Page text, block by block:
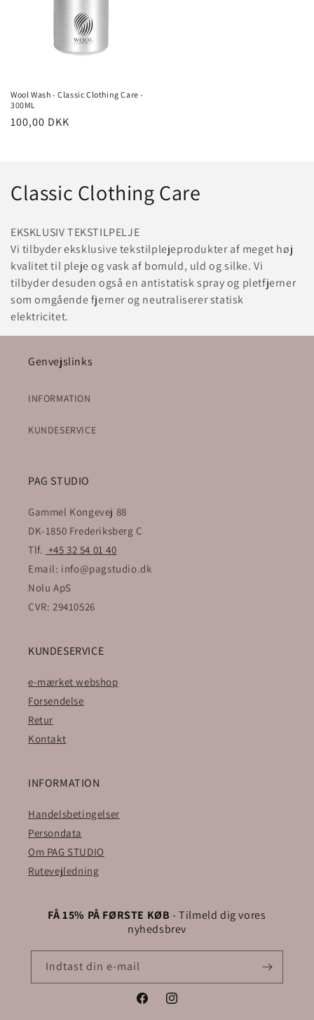
Wool Wash - Classic Clothing Care -
300ML
Normalpris
100,00 DKK
K
l
l
e
k
Classic Clothing Care
EKSKLUSIV TEKSTILPELJE
Vi tilbyder eksklusive tekstilplejeprodukter af meget høj
kvalitet til pleje og vask af bomuld, uld og silke. Vi
tilbyder desuden også en antistatisk spray og pletfjerner
som omgående fjerner og neutraliserer statisk
elektricitet.
Genvejslinks
INFORMATION
KUNDESERVICE
PAG STUDIO
Gammel Kongevej 88
DK-1850 Frederiksberg C
Tlf. +45 32 54 01 40
Email: info@pagstudio.dk
Nolu ApS
CVR: 29410526
KUNDESERVICE
e-mærket webshop
Forsendelse
Retur
Kontakt
INFORMATION
Handelsbetingelser
Persondata
Om PAG STUDIO
Rutevejledning
FÅ 15% PÅ FØRSTE KØB- Tilmeld dig vores
nyhedsbrev
Indtast din e-mail
FacebookInstagram